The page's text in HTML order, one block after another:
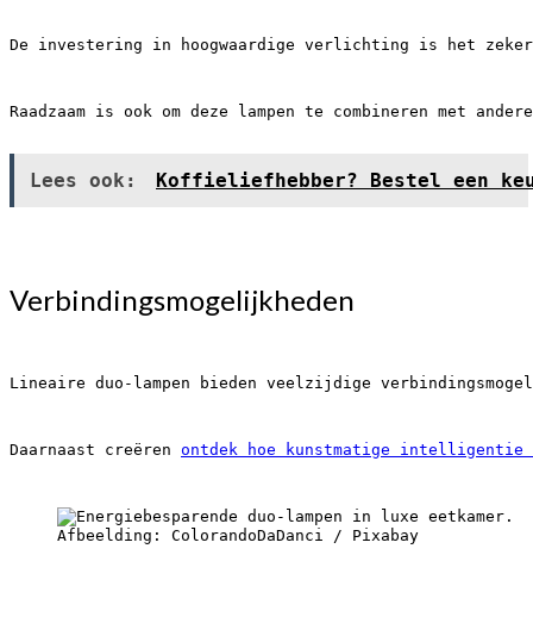
De investering in hoogwaardige verlichting is het
Raadzaam is ook om deze lampen te combineren met
Lees ook: Koffieliefhebber? Bestel een
Verbindingsmogelijkheden
Lineaire duo-lampen bieden veelzijdige
Daarnaast creëren ontdek hoe kunstmatige intelligentie
Afbeelding: ColorandoDaDanci / Pixabay